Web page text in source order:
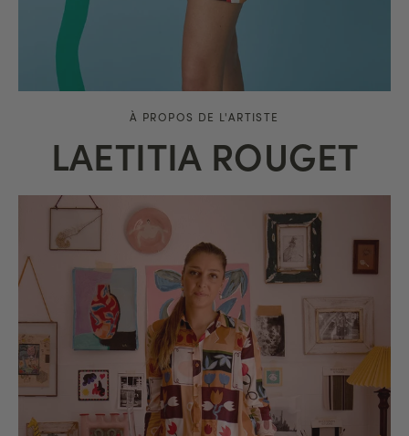
À PROPOS DE L'ARTISTE
LAETITIA ROUGET